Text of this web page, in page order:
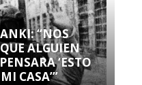
“NOS
ALGUIEN
‘ESTO
CASA’”